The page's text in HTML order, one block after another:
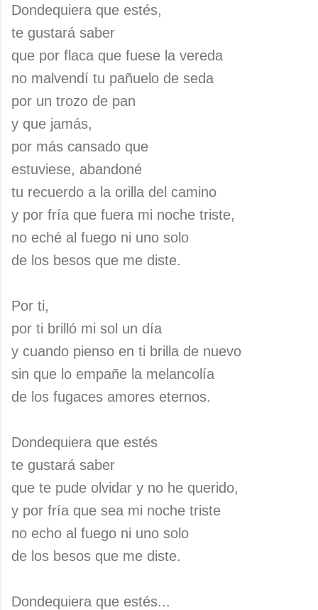
Dondequiera que estés,
te gustará saber
que por flaca que fuese la vereda
no malvendí tu pañuelo de seda
por un trozo de pan
y que jamás,
por más cansado que
estuviese, abandoné
tu recuerdo a la orilla del camino
y por fría que fuera mi noche triste,
no eché al fuego ni uno solo
de los besos que me diste.
Por ti,
por ti brilló mi sol un día
y cuando pienso en ti brilla de nuevo
sin que lo empañe la melancolía
de los fugaces amores eternos.
Dondequiera que estés
te gustará saber
que te pude olvidar y no he querido,
y por fría que sea mi noche triste
no echo al fuego ni uno solo
de los besos que me diste.
Dondequiera que estés...